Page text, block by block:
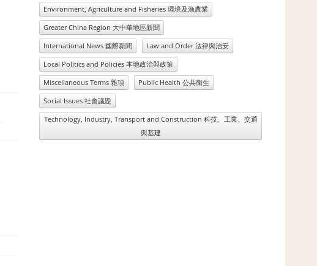
Environment, Agriculture and Fisheries 環境及漁農業
Greater China Region 大中華地區新聞
International News 國際新聞
Law and Order 法律與治安
Local Politics and Policies 本地政治與政策
Miscellaneous Terms 雜項
Public Health 公共衛生
Social Issues 社會議題
Technology, Industry, Transport and Construction 科技、工業、交通
與基建